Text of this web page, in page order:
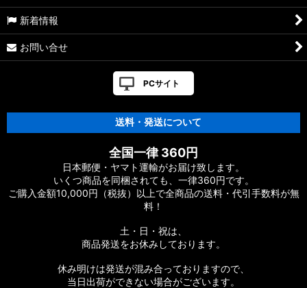
新着情報
お問い合せ
PCサイト
送料・発送について
全国一律 360円
日本郵便・ヤマト運輸がお届け致します。
いくつ商品を同梱されても、一律360円です。
ご購入金額10,000円（税抜）以上で全商品の送料・代引手数料が無
料！
土・日・祝は、
商品発送をお休みしております。
休み明けは発送が混み合っておりますので、
当日出荷ができない場合がございます。